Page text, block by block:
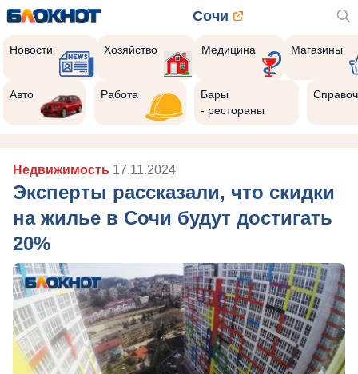
Сочи
Новости Хозяйство Медицина Магазины
Авто Работа
Бары
- рестораны
Недвижимость 17.11.2024
Эксперты рассказали, что скидки
на жилье в Сочи будут достигать
20%